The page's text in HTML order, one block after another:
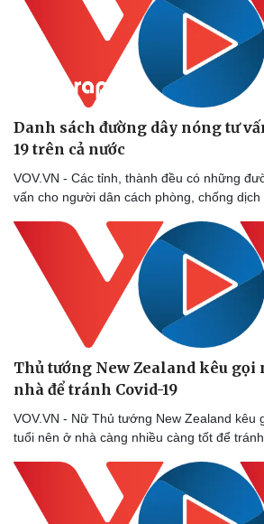
Dinh dưỡng - món ngon
Cây thuốc
Nhi khoa
Nam khoa
Làm đẹp - giảm cân
Phòng mạch online
Ăn sạch sống khỏe
Đời sống
Nhà
Danh sách đường dây nóng tư
19 trên cả nước
VOV.VN - Các tỉnh, thành đều có những
vấn cho người dân cách phòng, chống dịch
Thủ tướng New Zealand kêu gọi
nhà để tránh Covid-19
VOV.VN - Nữ Thủ tướng New Zealand kêu
tuổi nên ở nhà càng nhiều càng tốt để